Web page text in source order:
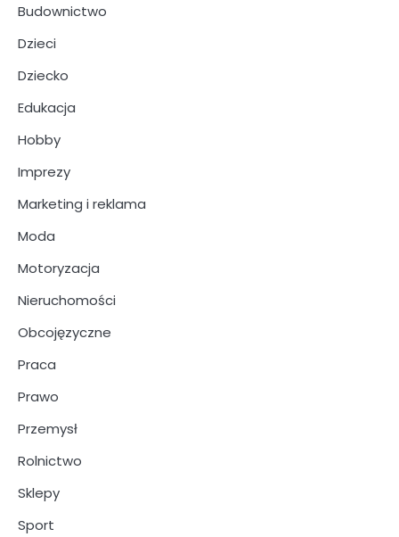
Budownictwo
Dzieci
Dziecko
Edukacja
Hobby
Imprezy
Marketing i reklama
Moda
Motoryzacja
Nieruchomości
Obcojęzyczne
Praca
Prawo
Przemysł
Rolnictwo
Sklepy
Sport